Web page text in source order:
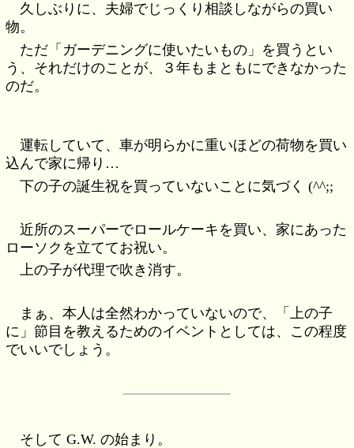
久しぶりに、夫婦でじっくり相談しながらの買い
物。
ただ「ガーデニングに使いたいもの」を買うとい
う、それだけのことが、３年もまともにできなかった
のだ。
運転していて、車が明らかに重いほどの荷物を買い
込んで家に帰り…
下の子の誕生祝を買っていないことに気づく (^^;;
近所のスーパーでロールケーキを買い、家にあった
ローソクを立ててお祝い。
上の子が代理で吹き消す。
まぁ、本人は全然わかっていないので、「上の子
に」節目を教えるためのイベントとしては、この程度
でいいでしょう。
そして G.W. の始まり。